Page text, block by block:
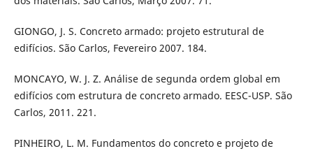
GIONGO, J. S. Concreto armado: projeto estrutural de
edifícios. São Carlos, Fevereiro 2007. 184.
MONCAYO, W. J. Z. Análise de segunda ordem global em
edifícios com estrutura de concreto armado. EESC-USP. São
Carlos, 2011. 221.
PINHEIRO, L. M. Fundamentos do concreto e projeto de